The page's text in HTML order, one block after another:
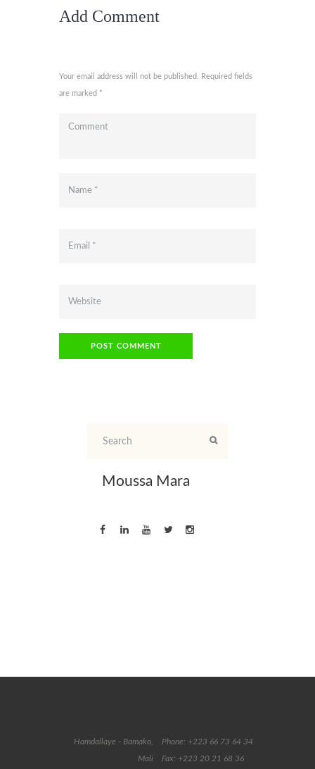
Add Comment
Your email address will not be published. Required fields
are marked *
Moussa Mara
Phone: +223 66 73 64 34
Fax: +223 20 21 68 36
Hamdallaye - Bamako,
Mali